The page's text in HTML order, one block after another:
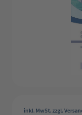
inkl. MwSt. zzgl.